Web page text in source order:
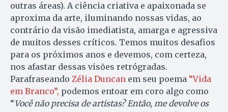
outras áreas). A ciência criativa e apaixonada se
aproxima da arte, iluminando nossas vidas, ao
contrário da visão imediatista, amarga e agressiva
de muitos desses críticos. Temos muitos desafios
para os próximos anos e devemos, com certeza,
nos afastar dessas visões retrógradas.
Parafraseando Zélia Duncan em seu poema “Vida
em Branco”, podemos entoar em coro algo como
“Você não precisa de artistas? Então, me devolve os